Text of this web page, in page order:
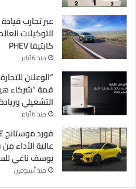
عبر تجارب
التوكيلات
كابتيفا PHEV
منذ 6 أيام
“الوعلان
التشغيلي
منذ 6 أيام
عالية الأداء
يوسف ناغي
منذ أسبوعين